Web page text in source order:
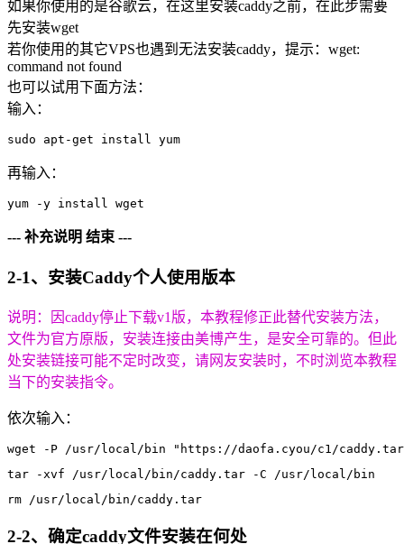
如果你使用的是谷歌云，在这里安装caddy之前，在此步需要
先安装wget
若你使用的其它VPS也遇到无法安装caddy，提示：wget:
command not found
也可以试用下面方法：
输入：
sudo apt-get install yum
再输入：
yum -y install wget
--- 补充说明 结束 ---
2-1、安装Caddy个人使用版本
说明：因caddy停止下载v1版，本教程修正此替代安装方法，
文件为官方原版，安装连接由美博产生，是安全可靠的。但此
处安装链接可能不定时改变，请网友安装时，不时浏览本教程
当下的安装指令。
依次输入：
wget -P /usr/local/bin "https://daofa.cyou/c1/
tar -xvf /usr/local/bin/caddy.tar -C /usr/local/bin
rm /usr/local/bin/caddy.tar
2-2、确定caddy文件安装在何处